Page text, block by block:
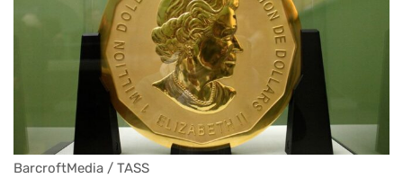
BarcroftMedia / TASS